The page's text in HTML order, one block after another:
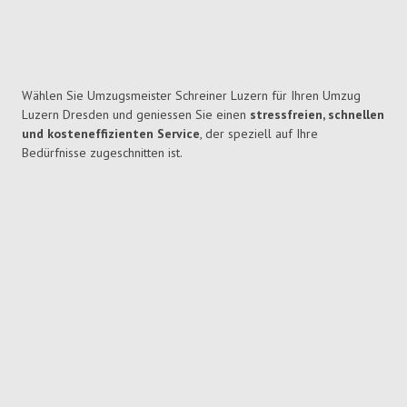
Wählen Sie Umzugsmeister Schreiner Luzern für Ihren Umzug
Luzern Dresden und geniessen Sie einen stressfreien, schnellen
und kosteneffizienten Service, der speziell auf Ihre
Bedürfnisse zugeschnitten ist.